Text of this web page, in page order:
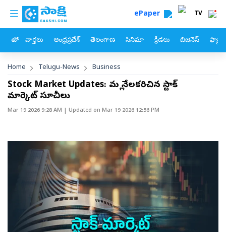
Skip to main content
custom menu ePaper TV
హోం వార్తలు ఆంధ్రప్రదేశ్ తెలంగాణ సినిమా క్రీడలు బిజినెస్
Breadcrumb
Home Telugu-News Business
Stock Market Updates: మళ్లీ నేలకరిచిన స్టాక్‌
మార్కెట్‌ సూచీలు
Mar 19 2026 9:28 AM | Updated on Mar 19 2026 12:56 PM